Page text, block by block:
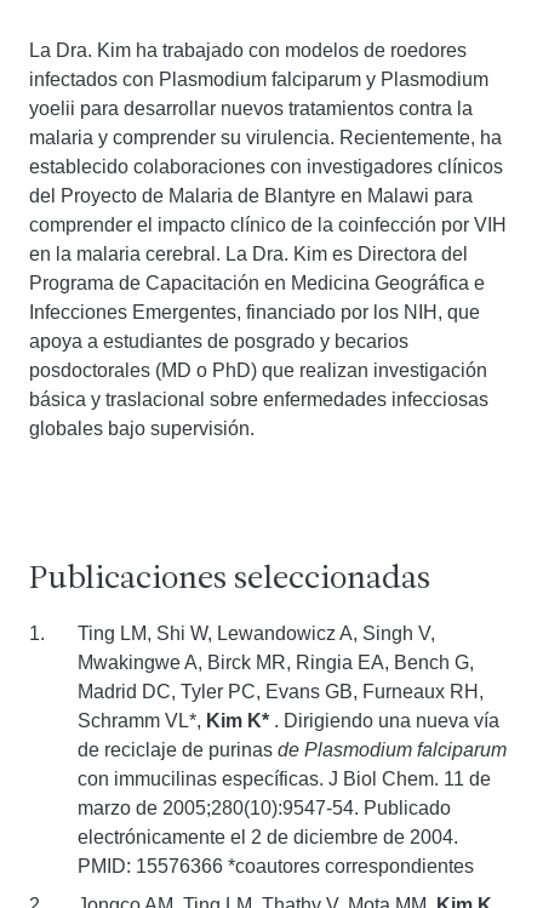
La Dra. Kim ha trabajado con modelos de roedores
infectados con Plasmodium falciparum y Plasmodium
yoelii para desarrollar nuevos tratamientos contra la
malaria y comprender su virulencia. Recientemente, ha
establecido colaboraciones con investigadores clínicos
del Proyecto de Malaria de Blantyre en Malawi para
comprender el impacto clínico de la coinfección por VIH
en la malaria cerebral. La Dra. Kim es Directora del
Programa de Capacitación en Medicina Geográfica e
Infecciones Emergentes, financiado por los NIH, que
apoya a estudiantes de posgrado y becarios
posdoctorales (MD o PhD) que realizan investigación
básica y traslacional sobre enfermedades infecciosas
globales bajo supervisión.
Publicaciones seleccionadas
Ting LM, Shi W, Lewandowicz A, Singh V,
Mwakingwe A, Birck MR, Ringia EA, Bench G,
Madrid DC, Tyler PC, Evans GB, Furneaux RH,
Schramm VL*, Kim K* . Dirigiendo una nueva vía
de reciclaje de purinas de Plasmodium falciparum
con immucilinas específicas. J Biol Chem. 11 de
marzo de 2005;280(10):9547-54. Publicado
electrónicamente el 2 de diciembre de 2004.
PMID: 15576366 *coautores correspondientes